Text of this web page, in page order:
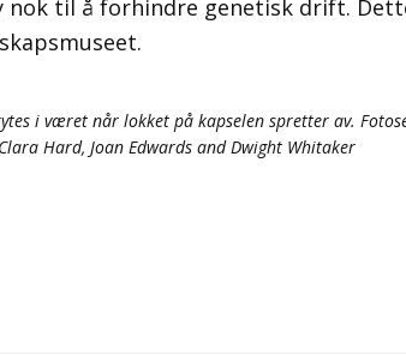
nok til å forhindre genetisk drift.
i været når lokket på kapselen spretter av.
Clara Hard, Joan Edwards and Dwight Whitaker